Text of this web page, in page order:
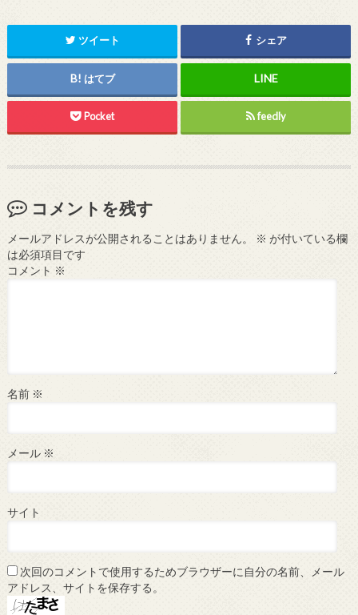
ツイート シェア
はてブ
Pocket feedly
コメントを残す
メールアドレスが公開されることはありません。 ※ が付いている欄
は必須項目です
コメント ※
名前 ※
メール ※
サイト
次回のコメントで使用するためブラウザーに自分の名前、メール
アドレス、サイトを保存する。